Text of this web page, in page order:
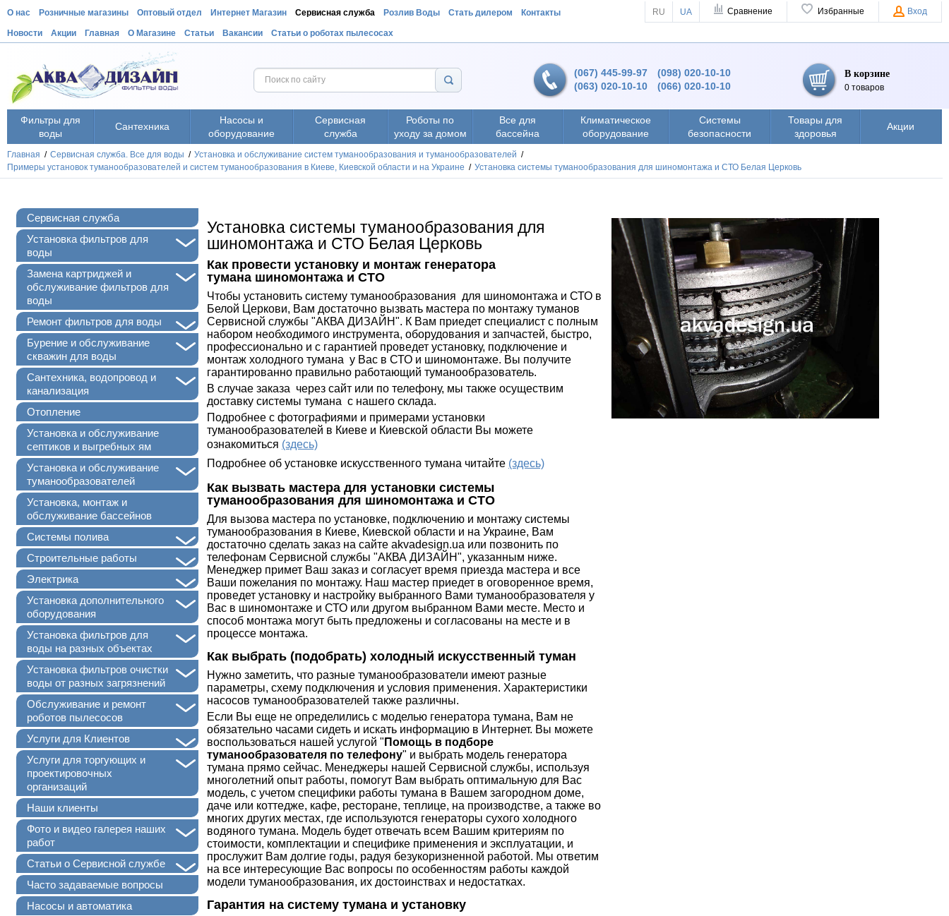
О нас Розничные магазины Оптовый отдел Интернет Магазин Сервисная служба Розлив Воды Стать дилером Контакты
Новости Акции Главная О Магазине Статьи Вакансии Статьи о роботах пылесосах
RU UA Сравнение Избранные Вход
(067) 445-99-97
(063) 020-10-10
(098) 020-10-10
(066) 020-10-10
В корзине
0 товаров
Фильтры для
воды
Сантехника
Насосы и
оборудование
Сервисная
служба
Роботы по
уходу за домом
Все для
бассейна
Климатическое
оборудование
Системы
безопасности
Товары для
здоровья
Акции
Главная / Сервисная служба. Все для воды / Установка и обслуживание систем туманообразования и туманообразователей /
Примеры установок туманообразователей и систем туманообразования в Киеве, Киевской области и на Украине / Установка системы туманообразования для шиномонтажа и СТО Белая Церковь
Сервисная служба
+
Установка фильтров для
воды
Замена картриджей и
обслуживание фильтров для
воды
+
Ремонт фильтров для воды
+
Бурение и обслуживание
скважин для воды
+
Сантехника, водопровод и
канализация
Отопление
Установка и обслуживание
септиков и выгребных ям
+
Установка и обслуживание
туманообразователей
Установка, монтаж и
обслуживание бассейнов
Системы полива
Строительные работы
Электрика
+
Установка дополнительного
оборудования
+
Установка фильтров для
воды на разных объектах
+
Установка фильтров очистки
воды от разных загрязнений
+
Обслуживание и ремонт
роботов пылесосов
Услуги для Клиентов
+
Услуги для торгующих и
проектировочных
организаций
Наши клиенты
+
Фото и видео галерея наших
работ
+
Статьи о Сервисной службе
Часто задаваемые вопросы
Насосы и автоматика
Установка системы туманообразования для
шиномонтажа и СТО Белая Церковь
Как провести установку и монтаж генератора
тумана шиномонтажа и СТО
Чтобы установить систему туманообразования для шиномонтажа и СТО в
Белой Церкови, Вам достаточно вызвать мастера по монтажу туманов
Сервисной службы "АКВА ДИЗАЙН". К Вам приедет специалист с полным
набором необходимого инструмента, оборудования и запчастей, быстро,
профессионально и с гарантией проведет установку, подключение и
монтаж холодного тумана у Вас в СТО и шиномонтаже. Вы получите
гарантированно правильно работающий туманообразователь.
В случае заказа через сайт или по телефону, мы также осуществим
доставку системы тумана с нашего склада.
Подробнее с фотографиями и примерами установки
туманообразователей в Киеве и Киевской области Вы можете
ознакомиться (здесь)
Подробнее об установке искусственного тумана читайте (здесь)
Как вызвать мастера для установки системы
туманообразования для шиномонтажа и СТО
Для вызова мастера по установке, подключению и монтажу системы
туманообразования в Киеве, Киевской области и на Украине, Вам
достаточно сделать заказ на сайте akvadesign.ua или позвонить по
телефонам Сервисной службы "АКВА ДИЗАЙН", указанным ниже.
Менеджер примет Ваш заказ и согласует время приезда мастера и все
Ваши пожелания по монтажу. Наш мастер приедет в оговоренное время,
проведет установку и настройку выбранного Вами туманообразователя у
Вас в шиномонтаже и СТО или другом выбранном Вами месте. Место и
способ монтажа могут быть предложены и согласованы на месте и в
процессе монтажа.
Как выбрать (подобрать) холодный искусственный туман
Нужно заметить, что разные туманообразователи имеют разные
параметры, схему подключения и условия применения. Характеристики
насосов туманообразователей также различны.
Если Вы еще не определились с моделью генератора тумана, Вам не
обязательно часами сидеть и искать информацию в Интернет. Вы можете
воспользоваться нашей услугой " Помощь в подборе
туманообразователя по телефону" и выбрать модель генератора
тумана прямо сейчас. Менеджеры нашей Сервисной службы, используя
многолетний опыт работы, помогут Вам выбрать оптимальную для Вас
модель, с учетом специфики работы тумана в Вашем загородном доме,
даче или коттедже, кафе, ресторане, теплице, на производстве, а также во
многих других местах, где используются генераторы сухого холодного
водяного тумана. Модель будет отвечать всем Вашим критериям по
стоимости, комплектации и специфике применения и эксплуатации, и
прослужит Вам долгие годы, радуя безукоризненной работой. Мы ответим
на все интересующие Вас вопросы по особенностям работы каждой
модели туманообразования, их достоинствах и недостатках.
Гарантия на систему тумана и установку